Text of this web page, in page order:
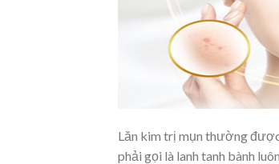
Lăn kim trị mụn thường
phải gọi là lanh tanh bành